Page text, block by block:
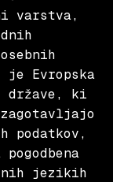
varstva,
je Evropska
države, ki
podatkov,
jezikih